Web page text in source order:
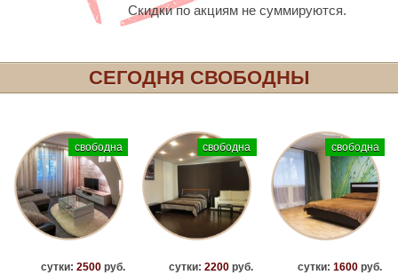
Скидки по акциям не суммируются.
СЕГОДНЯ СВОБОДНЫ
свободна
сутки: 2500руб.
свободна
сутки:2200 руб.
свободна
сутки: 1600руб.